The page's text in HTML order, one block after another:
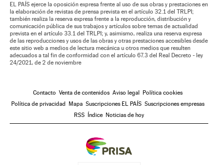
EL PAÍS ejerce la oposición expresa frente al uso de sus obras y prestaciones en
la elaboración de revistas de prensa prevista en el artículo 32.1 del TRLPI;
también realiza la reserva expresa frente a la reproducción, distribución y
comunicación pública de sus trabajos y artículos sobre temas de actualidad
prevista en el artículo 33.1 del TRLPI; y, asimismo, realiza una reserva expresa
de las reproducciones y usos de las obras y otras prestaciones accesibles desde
este sitio web a medios de lectura mecánica u otros medios que resulten
adecuados a tal fin de conformidad con el artículo 67.3 del Real Decreto - ley
24/2021, de 2 de noviembre
Contacto Venta de contenidos Aviso legal
Política cookies
Política de privacidad
Mapa Suscripciones EL PAÍS Suscripciones empresas
RSS
Índice Noticias de hoy